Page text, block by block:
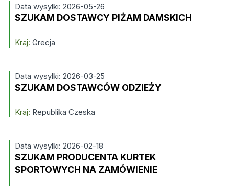
Data wysylki: 2026-05-26
SZUKAM DOSTAWCY PIŻAM DAMSKICH
Kraj: Grecja
Data wysylki: 2026-03-25
SZUKAM DOSTAWCÓW ODZIEŻY
Kraj: Republika Czeska
Data wysylki: 2026-02-18
SZUKAM PRODUCENTA KURTEK
SPORTOWYCH NA ZAMÓWIENIE